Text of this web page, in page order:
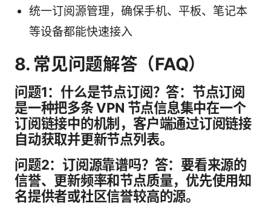
统一订阅源管理，确保手机、平板、笔记本
等设备都能快速接入
8. 常见问题解答（FAQ）
问题1：什么是节点订阅？答：节点订阅
是一种把多条 VPN 节点信息集中在一个
订阅链接中的机制，客户端通过订阅链接
自动获取并更新节点列表。
问题2：订阅源靠谱吗？答：要看来源的
信誉、更新频率和节点质量，优先使用知
名提供者或社区信誉较高的源。